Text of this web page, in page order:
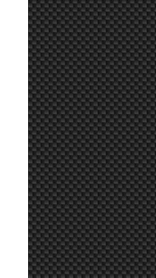
17 jun. 19:21
17 jun. 18:45
17 jun. 12:28
17 jun. 11:15